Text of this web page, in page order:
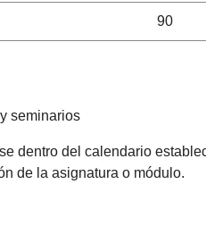
90
seminarios
dentro del calendario
de la asignatura o módulo.